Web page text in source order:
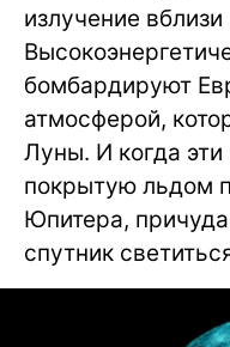
излучение
бомбардируют
атмосферой,
Луны. И когда
покрытую льдом
Юпитера,
спутник